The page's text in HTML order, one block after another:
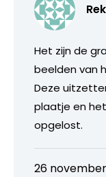
Het zijn de
beelden van
Deze
plaatje en
opgelost.
26 november